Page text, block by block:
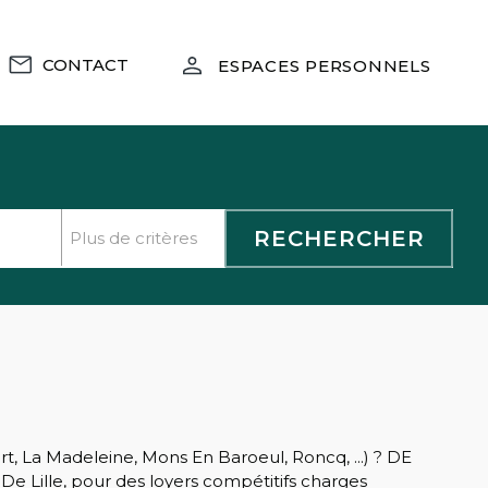
CONTACT ESPACES PERSONNELS
Madeleine, Mons En Baroeul, Roncq, ...) ? DE
Lille, pour des loyers compétitifs charges